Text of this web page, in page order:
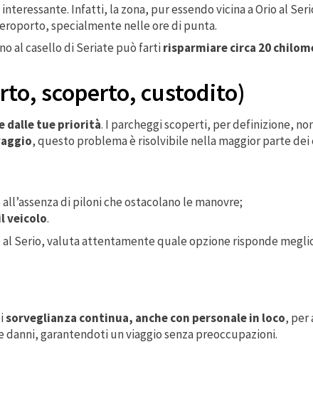
Infatti, la zona, pur essendo vicina a Orio al
specialmente nelle ore di punta.
al casello di Seriate può fartirisparmiare circa 20
scoperto, custodito)
dalle tue priorità. I parcheggi scoperti, per definizione,
, questo problema è risolvibile nella maggior parte dei
di piloni che ostacolano le manovre;
veicolo.
Serio, valuta attentamente quale opzione risponde
sorveglianza continua, anche con personale in loco, per
danni, garantendoti un viaggio senza preoccupazioni.